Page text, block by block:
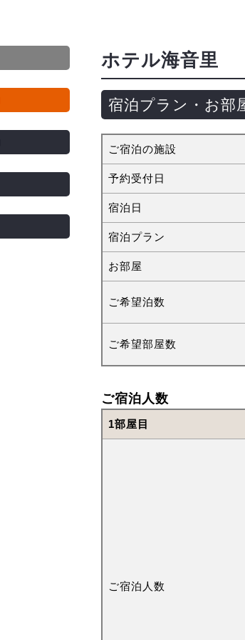
ホテル海音里
宿泊プラン・お部
ご宿泊の施設
予約受付日
宿泊日
宿泊プラン
お部屋
ご希望泊数
ご希望部屋数
ご宿泊人数
1部屋目
ご宿泊人数